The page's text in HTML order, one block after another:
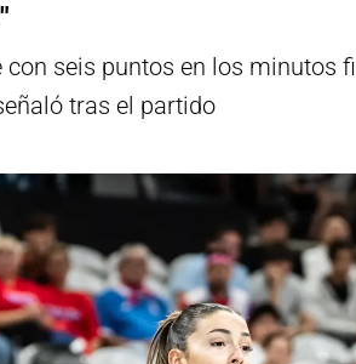
seis puntos en los minutos
tras el partido